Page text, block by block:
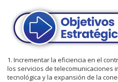
1. Incrementar la eficiencia en el
los servicios de telecomunicaciones
tecnológica y la expansión de la